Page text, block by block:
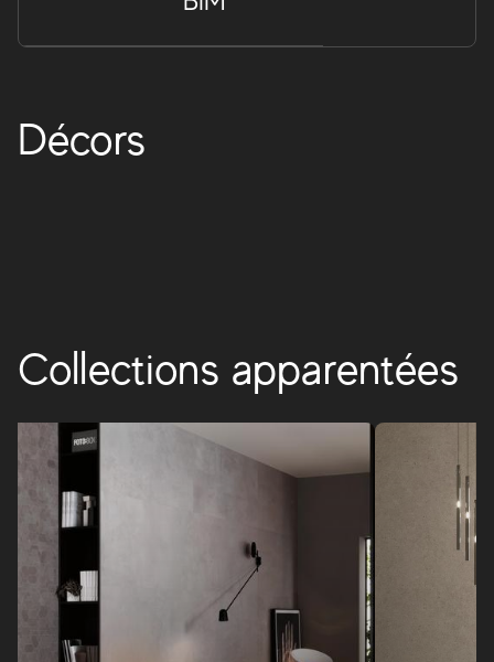
Décors
Boost Pro
intérieure et extérieure. Les accents poussiéreux des
couleurs murales permettent de créer des combinaisons
Collections apparentées